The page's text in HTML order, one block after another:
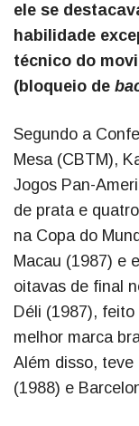
ele se
habilidade
técnico do
(bloqueio de
Segundo a
Mesa (CBTM),
Jogos Pan-
de prata e
na Copa do
Macau (1987) e
oitavas de final
Déli (1987),
melhor marca
Além disso, teve
(1988) e